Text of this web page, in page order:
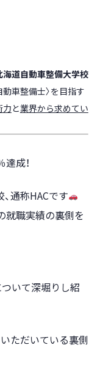
海道自動車整備大学校
動車整備士〉を目指す
力と業界から求めてい
成！
通称HACです
就職実績の裏側を
ついて深堀りし紹
ただいている裏側